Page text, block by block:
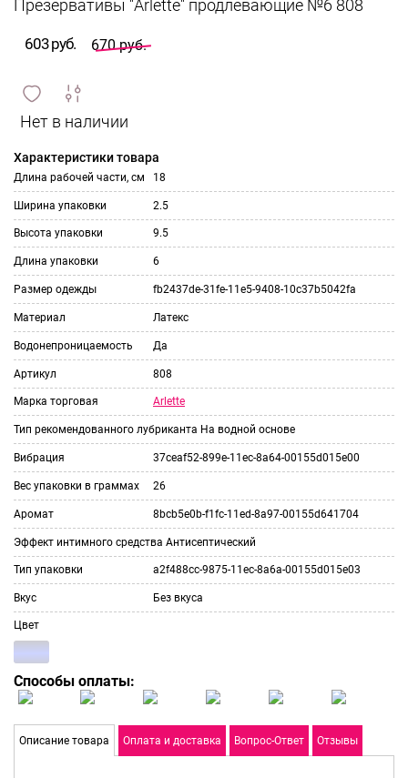
603 руб. 670 руб.
и
сравнить
ИЗБРАННОЕ
Характеристики товара
Длина рабочей части, см 18
Ширина упаковки 2.5
Высота упаковки 9.5
Длина упаковки 6
Размер одежды fb2437de-31fe-11e5-9408-10c37b5042fa
Материал Латекс
Водонепроницаемость Да
Артикул 808
Марка торговая Arlette
Тип рекомендованного лубриканта На водной основе
Вибрация 37ceaf52-899e-11ec-8a64-00155d015e00
Вес упаковки в граммах 26
Аромат 8bcb5e0b-f1fc-11ed-8a97-00155d641704
Эффект интимного средства Антисептический
Тип упаковки a2f488cc-9875-11ec-8a6a-00155d015e03
Вкус Без вкуса
Цвет
Способы оплаты:
Описание товара Оплата и доставка Вопрос-Ответ Отзывы